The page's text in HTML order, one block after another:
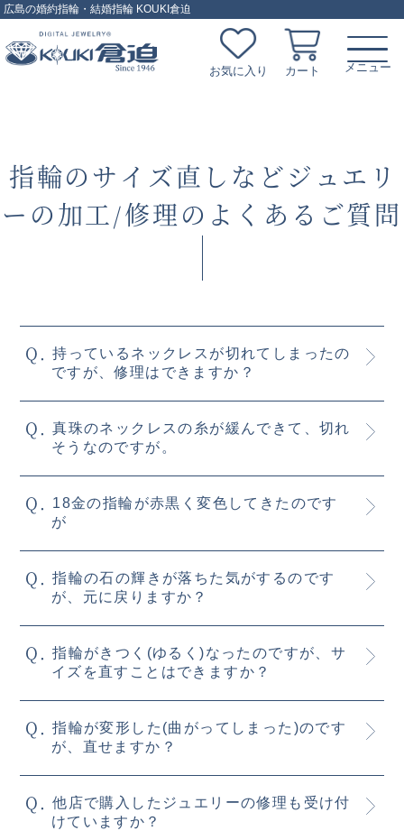
広島の婚約指輪・結婚指輪 KOUKI倉迫
お気に入り カート
指輪のサイズ直しなどジュエリ
ーの加工/修理のよくあるご質問
持っているネックレスが切れてしまったの
ですが、修理はできますか？
真珠のネックレスの糸が緩んできて、切れ
そうなのですが。
18金の指輪が赤黒く変色してきたのです
が
指輪の石の輝きが落ちた気がするのです
が、元に戻りますか？
指輪がきつく(ゆるく)なったのですが、サ
イズを直すことはできますか？
指輪が変形した(曲がってしまった)のです
が、直せますか？
他店で購入したジュエリーの修理も受け付
けていますか？